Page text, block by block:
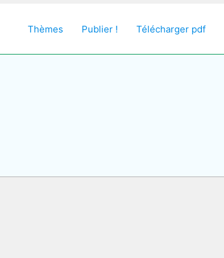
Thèmes Publier ! Télécharger pdf